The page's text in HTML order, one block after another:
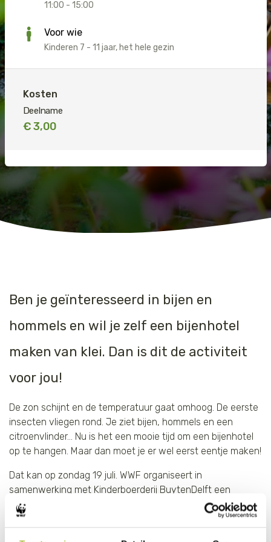
11:00 - 15:00
Voor wie
Kinderen 7 - 11 jaar, het hele gezin
Kosten
Deelname
€ 3,00
Ben je geïnteresseerd in bijen en
hommels en wil je zelf een bijenhotel
maken van klei. Dan is dit de activiteit
voor jou!
De zon schijnt en de temperatuur gaat omhoog. De eerste
insecten vliegen rond. Je ziet bijen, hommels en een
citroenvlinder... Nu is het een mooie tijd om een bijenhotel
op te hangen. Maar dan moet je er wel eerst eentje maken!
Dat kan op zondag 19 juli. WWF organiseert in
samenwerking met Kinderboerderij BuytenDelft een
workshop waarin we insectenhotels gaan maken.
Koraal
Luipaard
Olifant
Panda
IJsbeer
Zeeschildpad
Speelgoed